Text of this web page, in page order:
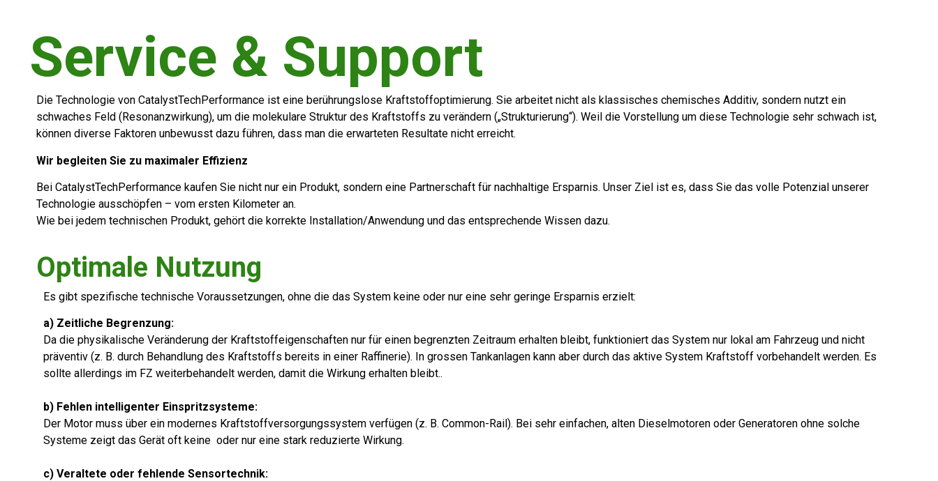
Service & Support
Die Technologie von CatalystTechPerformance ist eine berührungslose Kraftstoffoptimierung. Sie arbeitet nicht als klassisches chemisches Additiv, sondern nutzt ein
schwaches Feld (Resonanzwirkung), um die molekulare Struktur des Kraftstoffs zu verändern („Strukturierung“). Weil die Vorstellung um diese Technologie sehr schwach ist,
können diverse Faktoren unbewusst dazu führen, dass man die erwarteten Resultate nicht erreicht.
Wir begleiten Sie zu maximaler Effizienz
Bei CatalystTechPerformance kaufen Sie nicht nur ein Produkt, sondern eine Partnerschaft für nachhaltige Ersparnis. Unser Ziel ist es, dass Sie das volle Potenzial unserer
Technologie ausschöpfen – vom ersten Kilometer an.
Wie bei jedem technischen Produkt, gehört die korrekte Installation/Anwendung und das entsprechende Wissen dazu.
Optimale Nutzung
Es gibt spezifische technische Voraussetzungen, ohne die das System keine oder nur eine sehr geringe Ersparnis erzielt:
a) Zeitliche Begrenzung:
Da die physikalische Veränderung der Kraftstoffeigenschaften nur für einen begrenzten Zeitraum erhalten bleibt, funktioniert das System nur lokal am Fahrzeug und nicht
präventiv (z. B. durch Behandlung des Kraftstoffs bereits in einer Raffinerie). In grossen Tankanlagen kann aber durch das aktive System Kraftstoff vorbehandelt werden. Es
sollte allerdings im FZ weiterbehandelt werden, damit die Wirkung erhalten bleibt..
b) Fehlen intelligenter Einspritzsysteme:
Der Motor muss über ein modernes Kraftstoffversorgungssystem verfügen (z. B. Common-Rail). Bei sehr einfachen, alten Dieselmotoren oder Generatoren ohne solche
Systeme zeigt das Gerät oft keine oder nur eine stark reduzierte Wirkung.
c) Veraltete oder fehlende Sensortechnik: